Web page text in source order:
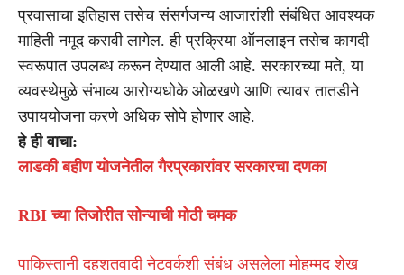
प्रवासाचा इतिहास तसेच संसर्गजन्य आजारांशी संबंधित आवश्यक
माहिती नमूद करावी लागेल. ही प्रक्रिया ऑनलाइन तसेच कागदी
स्वरूपात उपलब्ध करून देण्यात आली आहे. सरकारच्या मते, या
व्यवस्थेमुळे संभाव्य आरोग्यधोके ओळखणे आणि त्यावर तातडीने
उपाययोजना करणे अधिक सोपे होणार आहे.
हे ही वाचा:
लाडकी बहीण योजनेतील गैरप्रकारांवर सरकारचा दणका
RBI च्या तिजोरीत सोन्याची मोठी चमक
पाकिस्तानी दहशतवादी नेटवर्कशी संबंध असलेला मोहम्मद शेख